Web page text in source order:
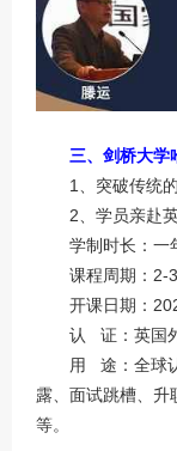
三、剑桥大学
1、突破传统的
2、学员亲赴英
学制时长：一
课程周期：2-3
开课日期：
认 证：英国外
用 途：全球认
露、面试跳槽、升
等。